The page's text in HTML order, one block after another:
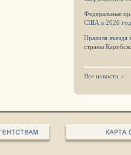
Федеральные
США в 2026
Правила
страны
Все новости